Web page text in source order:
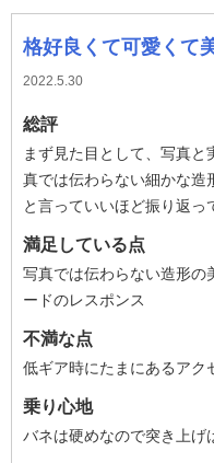
格好良くて可愛くて
2022.5.30
総評
まず見た目として、写真
真では伝わらない細かな造
と言っていいほど振り返っ
満足している点
写真では伝わらない造形の
ードのレスポンス
不満な点
低ギア時にたまにあるアク
乗り心地
バネは硬めなので突き上げ